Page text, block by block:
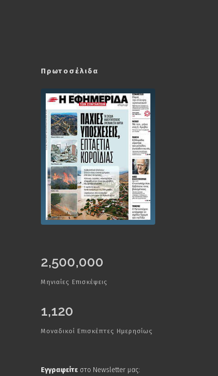
Πρωτοσέλιδα
2,500,000
Μηνιαίες Επισκέψεις
1,120
Μοναδικοί Επισκέπτες Ημερησίως
Εγγραφείτε στο Newsletter μας: